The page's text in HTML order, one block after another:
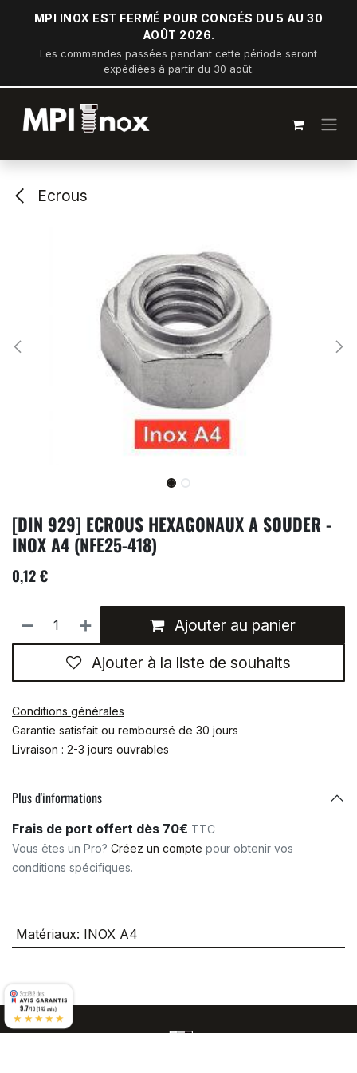
Se rendre au contenu
MPI INOX EST FERMÉ POUR CONGÉS DU 5 AU 30
AOÛT 2026.
Les commandes passées pendant cette période seront
expédiées à partir du 30 août.
Ecrous
[DIN 929] ECROUS HEXAGONAUX A SOUDER -
INOX A4 (NFE25-418)
0,12€
Ajouter au panier
Ajouter à la liste de souhaits
Conditions générales
Garantie satisfait ou remboursé de 30 jours
Livraison : 2-3 jours ouvrables
Plus d'informations
Frais de port offert dès 70€ TTC
Vous êtes un Pro? Créez un compte pour obtenir vos
conditions spécifiques.
Matériaux: INOX A4
9.7/10 (142 avis)
★★★★★